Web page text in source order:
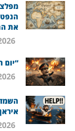
את
“יום